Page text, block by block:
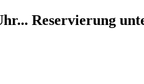
Reservierung